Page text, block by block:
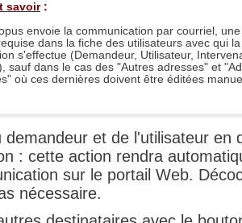
savoir:
envoie la communication par courriel,
dans la fiche des utilisateurs avec qui la
s'effectue (Demandeur, Utilisateur,
sauf dans le cas des "Autres adresses" et
où ces dernières doivent être éditées
demandeur et de l'utilisateur en
: cette action rendra
sur le portail Web.
nécessaire.